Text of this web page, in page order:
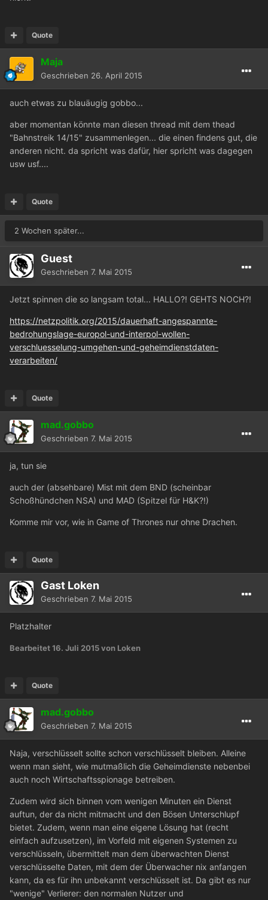
Quote
Maja
Geschrieben 26. April 2015
auch etwas zu blauäugig gobbo...
aber momentan könnte man diesen thread mit dem thead
"Bahnstreik 14/15" zusammenlegen... die einen findens gut, die
anderen nicht. da spricht was dafür, hier spricht was dagegen
usw usf....
Quote
2 Wochen später...
Guest
Geschrieben 7. Mai 2015
Jetzt spinnen die so langsam total... HALLO?! GEHTS NOCH?!
https://netzpolitik.org/2015/dauerhaft-angespannte-
bedrohungslage-europol-und-interpol-wollen-
verschluesselung-umgehen-und-geheimdienstdaten-
verarbeiten/
Quote
mad.gobbo
Geschrieben 7. Mai 2015
ja, tun sie
auch der (absehbare) Mist mit dem BND (scheinbar
Schoßhündchen NSA) und MAD (Spitzel für H&K?!)
Komme mir vor, wie in Game of Thrones nur ohne Drachen.
Quote
Gast Loken
Geschrieben 7. Mai 2015
Platzhalter
Bearbeitet16. Juli 2015von Loken
Quote
mad.gobbo
Geschrieben 7. Mai 2015
Naja, verschlüsselt sollte schon verschlüsselt bleiben. Alleine
wenn man sieht, wie mutmaßlich die Geheimdienste nebenbei
auch noch Wirtschaftsspionage betreiben.
Zudem wird sich binnen vom wenigen Minuten ein Dienst
auftun, der da nicht mitmacht und den Bösen Unterschlupf
bietet. Zudem, wenn man eine eigene Lösung hat (recht
einfach aufzusetzen), im Vorfeld mit eigenen Systemen zu
verschlüsseln, übermittelt man dem überwachten Dienst
verschlüsselte Daten, mit dem der Überwacher nix anfangen
kann, da es für ihn unbekannt verschlüsselt ist. Da gibt es nur
"wenige" Verlierer: den normalen Nutzer und